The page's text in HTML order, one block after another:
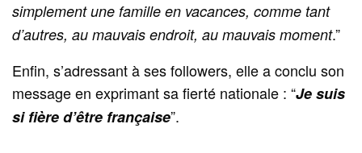
simplement une famille en vacances, comme tant
d’autres, au mauvais endroit, au mauvais moment.”
Enfin, s’adressant à ses followers, elle a conclu son
message en exprimant sa fierté nationale : “Je suis
si fière d’être française”.